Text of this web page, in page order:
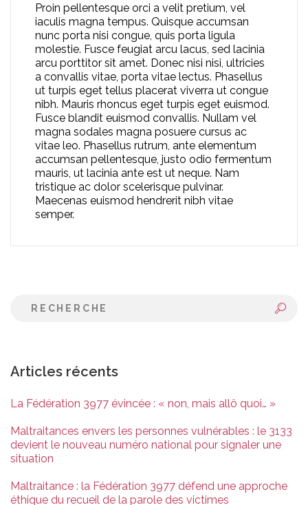
Proin pellentesque orci a velit pretium, vel
iaculis magna tempus. Quisque accumsan
nunc porta nisi congue, quis porta ligula
molestie. Fusce feugiat arcu lacus, sed lacinia
arcu porttitor sit amet. Donec nisi nisi, ultricies
a convallis vitae, porta vitae lectus. Phasellus
ut turpis eget tellus placerat viverra ut congue
nibh. Mauris rhoncus eget turpis eget euismod.
Fusce blandit euismod convallis. Nullam vel
magna sodales magna posuere cursus ac
vitae leo. Phasellus rutrum, ante elementum
accumsan pellentesque, justo odio fermentum
mauris, ut lacinia ante est ut neque. Nam
tristique ac dolor scelerisque pulvinar.
Maecenas euismod hendrerit nibh vitae
semper.
Articles récents
La Fédération 3977 évincée : « non, mais allô quoi… »
Maltraitances envers les personnes vulnérables : le 3133
devient le nouveau numéro national pour signaler une
situation
Maltraitance : la Fédération 3977 défend une approche
éthique du recueil de la parole des victimes